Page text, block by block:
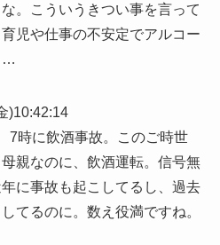
。こういうきつい事を言って
児や仕事の不安定でアルコー
)10:42:14
7時に飲酒事故。このご時世
親なのに、飲酒運転。信号無
に事故も起こしてるし、過去
てるのに。数え役満ですね。